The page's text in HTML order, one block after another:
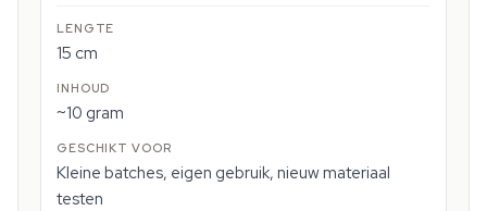
15 cm
~10 gram
Kleine batches, eigen gebruik, nieuw materiaal
testen